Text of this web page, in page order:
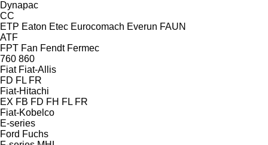
Dynapac
CC
ETP Eaton Etec Eurocomach Everun FAUN
ATF
FPT Fan Fendt Fermec
760 860
Fiat Fiat-Allis
FD FL FR
Fiat-Hitachi
EX FB FD FH FL FR
Fiat-Kobelco
E-series
Ford Fuchs